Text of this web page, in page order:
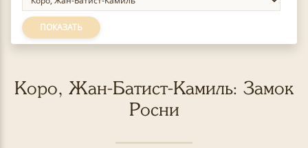
ПОКАЗАТЬ
Коро, Жан-Батист-Камиль: Замок
Росни